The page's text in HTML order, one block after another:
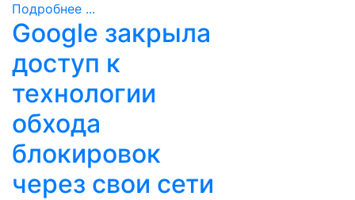
Подробнее ...
Google закрыла
доступ к
технологии
обхода
блокировок
через свои сети